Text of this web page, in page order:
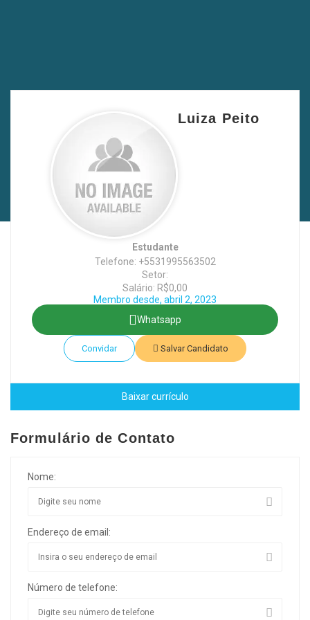
Luiza Peito
Estudante
Telefone: +5531995563502
Setor:
Salário: R$0,00
Membro desde, abril 2, 2023
Whatsapp
Convidar Salvar Candidato
Baixar currículo
Formulário de Contato
Nome:
Endereço de email:
Número de telefone: